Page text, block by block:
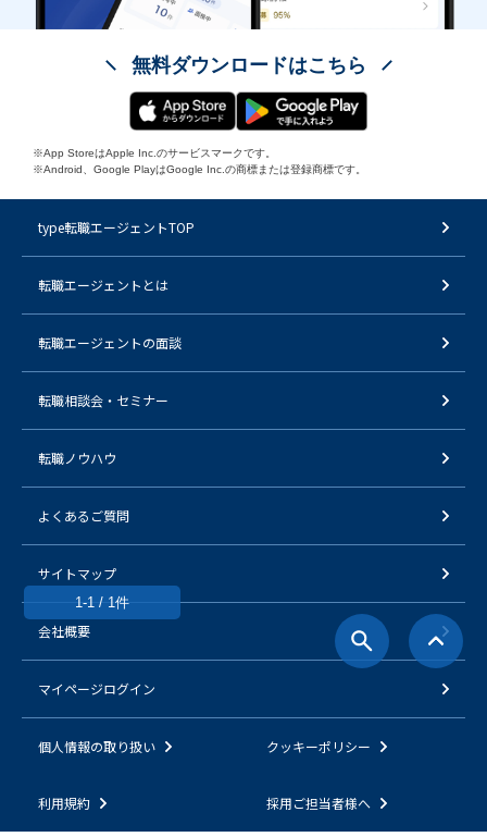
1-1 / 1件
無料ダウンロードはこちら
※App StoreはApple Inc.のサービスマークです。
※Android、Google PlayはGoogle Inc.の商標または登録商標です。
type転職エージェントTOP
転職エージェントとは
転職エージェントの面談
転職相談会・セミナー
転職ノウハウ
よくあるご質問
サイトマップ
会社概要
マイページログイン
個人情報の取り扱い クッキーポリシー
利用規約 採用ご担当者様へ